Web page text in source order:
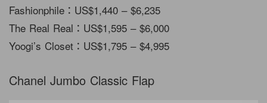
Fashionphile：US$1,440 – $6,235
The Real Real：US$1,595 – $6,000
Yoogi’s Closet：US$1,795 – $4,995
Chanel Jumbo Classic Flap